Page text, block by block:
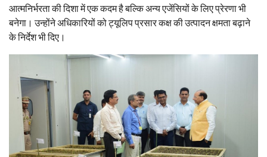
आत्मनिर्भरता की दिशा में एक कदम है बल्कि अन्य एजेंसियों के लिए प्रेरणा भी
बनेगा। उन्होंने अधिकारियों को ट्यूलिप प्रसार कक्ष की उत्पादन क्षमता बढ़ाने
के निर्देश भी दिए।